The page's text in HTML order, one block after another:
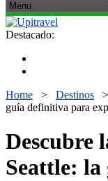
Destacado:
Home > Destinos
guía definitiva para
Descubre
Seattle: